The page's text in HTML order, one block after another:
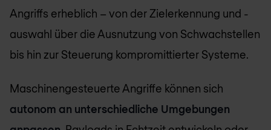
Angriffs erheblich – von der Zielerkennung und -
auswahl über die Ausnutzung von Schwachstellen
bis hin zur Steuerung kompromittierter Systeme.
Maschinengesteuerte Angriffe können sich
autonom an unterschiedliche Umgebungen